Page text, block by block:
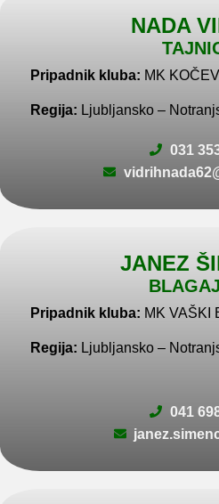
NADA
Pripadnik kluba: MK
Regija: Ljubljansko –
031
JANEZ
Pripadnik kluba: MK VAŠKI
Regija: Ljubljansko –
041